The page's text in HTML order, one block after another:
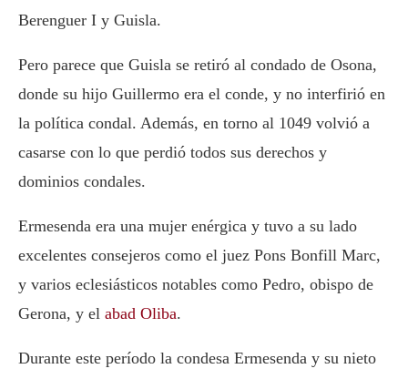
Berenguer I y Guisla.
Pero parece que Guisla se retiró al condado de Osona,
donde su hijo Guillermo era el conde, y no interfirió en
la política condal. Además, en torno al 1049 volvió a
casarse con lo que perdió todos sus derechos y
dominios condales.
Ermesenda era una mujer enérgica y tuvo a su lado
excelentes consejeros como el juez Pons Bonfill Marc,
y varios eclesiásticos notables como Pedro, obispo de
Gerona, y el abad Oliba.
Durante este período la condesa Ermesenda y su nieto